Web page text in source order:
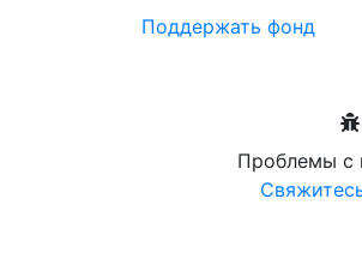
Поддержать фонд
Проблемы с